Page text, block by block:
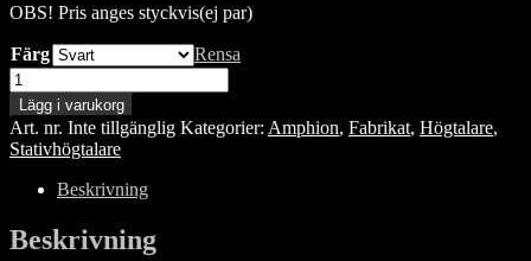
OBS! Pris anges styckvis(ej par)
Färg
Rensa
Amphion
Argon0
mängd
Lägg i varukorg
Art. nr. Inte tillgänglig Kategorier: Amphion, Fabrikat, Högtalare,
Stativhögtalare
Beskrivning
Beskrivning